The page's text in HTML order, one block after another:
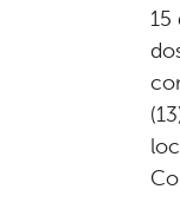
15